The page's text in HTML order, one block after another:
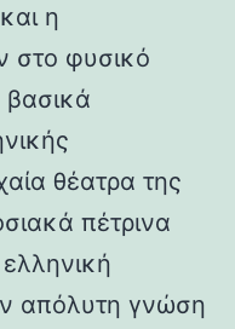
η
στο φυσικό
θέατρα της
πέτρινα
απόλυτη γνώση